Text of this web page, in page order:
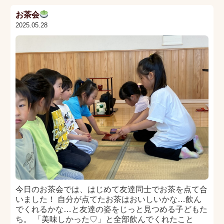
お茶会
2025.05.28
今日のお茶会では、はじめて友達同士でお茶を点て合
いました！ 自分が点てたお茶はおいしいかな…飲ん
でくれるかな…と友達の姿をじっと見つめる子どもた
ち。 「美味しかった♡」と全部飲んでくれたこと